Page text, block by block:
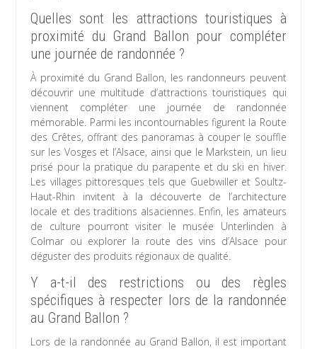
Quelles sont les attractions touristiques à
proximité du Grand Ballon pour compléter
une journée de randonnée ?
À proximité du Grand Ballon, les randonneurs peuvent
découvrir une multitude d’attractions touristiques qui
viennent compléter une journée de randonnée
mémorable. Parmi les incontournables figurent la Route
des Crêtes, offrant des panoramas à couper le souffle
sur les Vosges et l’Alsace, ainsi que le Markstein, un lieu
prisé pour la pratique du parapente et du ski en hiver.
Les villages pittoresques tels que Guebwiller et Soultz-
Haut-Rhin invitent à la découverte de l’architecture
locale et des traditions alsaciennes. Enfin, les amateurs
de culture pourront visiter le musée Unterlinden à
Colmar ou explorer la route des vins d’Alsace pour
déguster des produits régionaux de qualité.
Y a-t-il des restrictions ou des règles
spécifiques à respecter lors de la randonnée
au Grand Ballon ?
Lors de la randonnée au Grand Ballon, il est important